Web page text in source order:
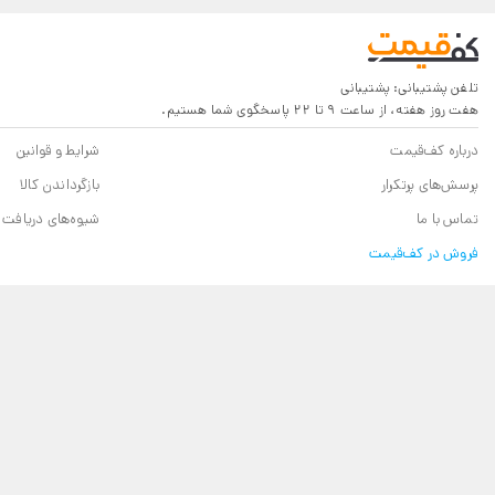
تلفن پشتیبانی: پشتیبانی
هفت روز هفته، از ساعت 9 تا 22 پاسخگوی شما هستیم.
درباره کف‌قیمت
شرایط و قوانین
پرسش‌های پرتکرار
بازگرداندن کالا
تماس با ما
شیوه‌های دریافت
فروش در کف‌قیمت